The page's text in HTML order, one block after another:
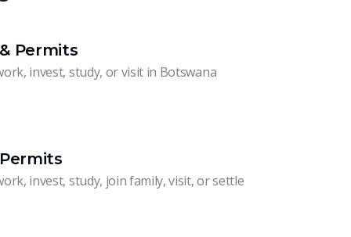
Permits
invest, study, or visit in Botswana
invest, study, join family, visit, or settle